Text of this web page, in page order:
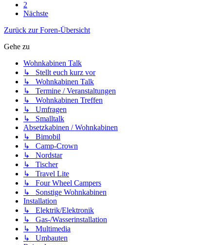
2
Nächste
Zurück zur Foren-Übersicht
Gehe zu
Wohnkabinen Talk
↳ Stellt euch kurz vor
↳ Wohnkabinen Talk
↳ Termine / Veranstaltungen
↳ Wohnkabinen Treffen
↳ Umfragen
↳ Smalltalk
Absetzkabinen / Wohnkabinen
↳ Bimobil
↳ Camp-Crown
↳ Nordstar
↳ Tischer
↳ Travel Lite
↳ Four Wheel Campers
↳ Sonstige Wohnkabinen
Installation
↳ Elektrik/Elektronik
↳ Gas-/Wasserinstallation
↳ Multimedia
↳ Umbauten